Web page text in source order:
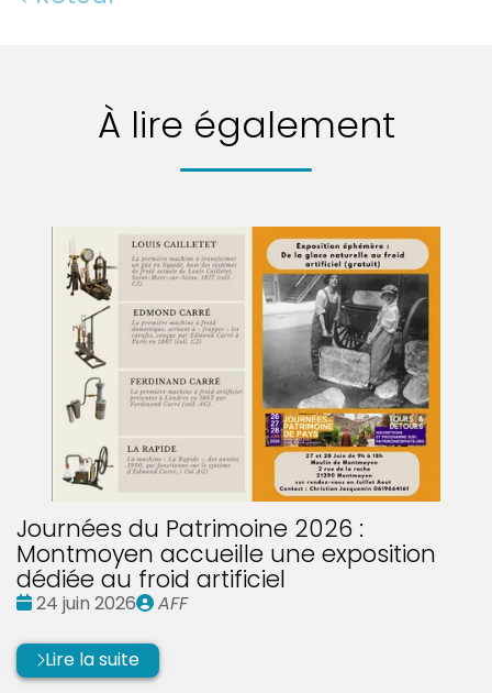
À lire également
Journées du Patrimoine 2026 :
Montmoyen accueille une exposition
dédiée au froid artificiel
Date
24 juin 2026
Publié
AFF
Lire la suite